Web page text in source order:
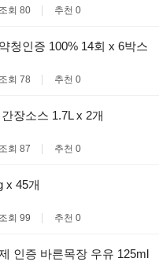
조회 80 추천 0
청인증 100% 14회 x 6박스
조회 78 추천 0
장소스 1.7L x 2개
조회 87 추천 0
x 45개
조회 99 추천 0
인증 바른목장 우유 125ml